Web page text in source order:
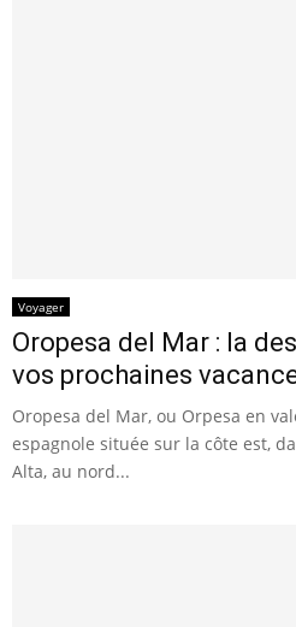
Voyager
Oropesa del Mar : la
vos prochaines
Oropesa del Mar, ou Orpesa en
espagnole située sur la côte est,
Alta, au nord...